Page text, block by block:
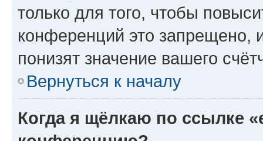
только для того, чтобы
конференций это запрещено,
понизят значение вашего
Вернуться к началу
Когда я щёлкаю по ссылке